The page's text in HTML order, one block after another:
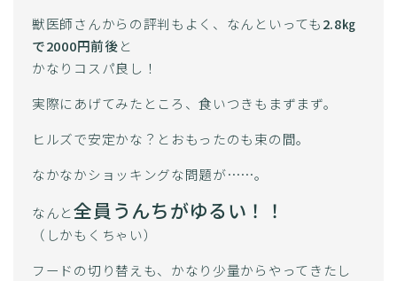
獣医師さんからの評判もよく、なんといっても2.8㎏
で2000円前後と
かなりコスパ良し！
実際にあげてみたところ、食いつきもまずまず。
ヒルズで安定かな？とおもったのも束の間。
なかなかショッキングな問題が……。
なんと全員うんちがゆるい！！
（しかもくちゃい）
フードの切り替えも、かなり少量からやってきたし